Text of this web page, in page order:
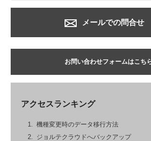
メールでの問合せ
お問い合わせフォームはこち
アクセスランキング
機種変更時のデータ移行方法
ジョルテクラウドへバックアップ